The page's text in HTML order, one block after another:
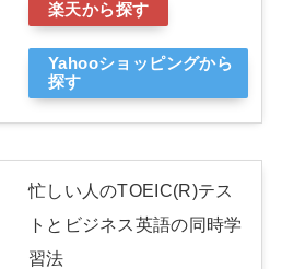
楽天から探す
Yahooショッピングから
探す
忙しい人のTOEIC(R)テス
トとビジネス英語の同時学
習法